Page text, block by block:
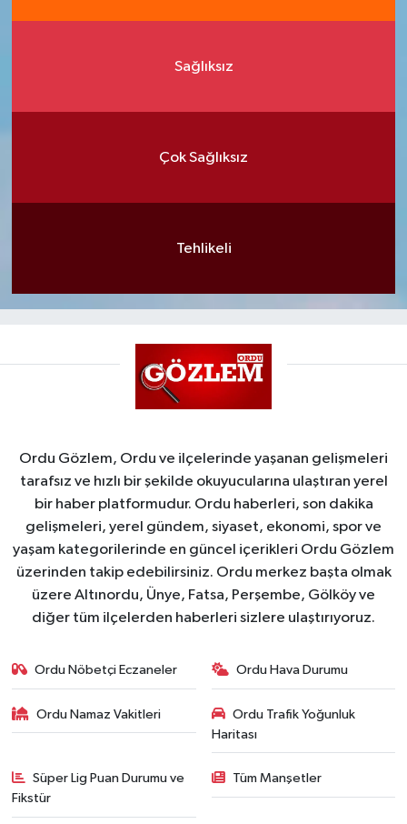
Sağlıksız
Çok Sağlıksız
Tehlikeli
Ordu Gözlem, Ordu ve ilçelerinde yaşanan gelişmeleri
tarafsız ve hızlı bir şekilde okuyucularına ulaştıran yerel
bir haber platformudur. Ordu haberleri, son dakika
gelişmeleri, yerel gündem, siyaset, ekonomi, spor ve
yaşam kategorilerinde en güncel içerikleri Ordu Gözlem
üzerinden takip edebilirsiniz. Ordu merkez başta olmak
üzere Altınordu, Ünye, Fatsa, Perşembe, Gölköy ve
diğer tüm ilçelerden haberleri sizlere ulaştırıyoruz.
Ordu Nöbetçi Eczaneler Ordu Hava Durumu
Ordu Namaz Vakitleri
Ordu Trafik Yoğunluk
Haritası
Süper Lig Puan Durumu ve
Fikstür
Tüm Manşetler